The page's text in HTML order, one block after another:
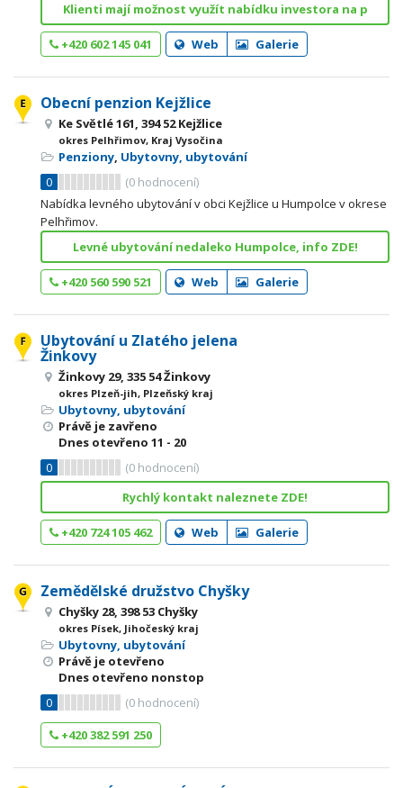
Klienti mají možnost využít nabídku investora na p
+420 602 145 041 Web Galerie
Obecní penzion Kejžlice
Ke Světlé 161, 394 52 Kejžlice
okres Pelhřimov, Kraj Vysočina
Penziony, Ubytovny, ubytování
0
(0 hodnocení)
Nabídka levného ubytování v obci Kejžlice u Humpolce v okrese
Pelhřimov.
Levné ubytování nedaleko Humpolce, info ZDE!
+420 560 590 521 Web Galerie
Ubytování u Zlatého jelena
Žinkovy
Žinkovy 29, 335 54 Žinkovy
okres Plzeň-jih, Plzeňský kraj
Ubytovny, ubytování
Právě je zavřeno
Dnes otevřeno 11 - 20
0
(0 hodnocení)
Rychlý kontakt naleznete ZDE!
+420 724 105 462 Web Galerie
Zemědělské družstvo Chyšky
Chyšky 28, 398 53 Chyšky
okres Písek, Jihočeský kraj
Ubytovny, ubytování
Právě je otevřeno
Dnes otevřeno nonstop
0
(0 hodnocení)
+420 382 591 250